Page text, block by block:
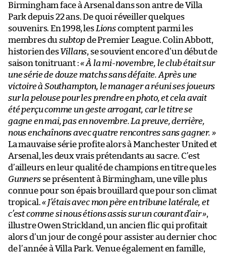
Birmingham face à Arsenal dans son antre de Villa
Park depuis 22 ans. De quoi réveiller quelques
souvenirs. En 1998, les Lionscomptent parmi les
membres dusubtopde Premier League. Colin Abbott,
historien desVillans, se souvient encore d’un début de
saison tonitruant :« À la mi-novembre, le club était sur
une série de douze matchs sans défaite. Après une
victoire à Southampton, le manager a réuni ses joueurs
sur la pelouse pour les prendre en photo, et cela avait
été perçu comme un geste arrogant, car le titre se
gagne en mai, pas en novembre. La preuve, derrière,
nous enchaînons avec quatre rencontres sans gagner. »
La mauvaise série profite alors à Manchester United et
Arsenal, les deux vrais prétendants au sacre. C’est
d’ailleurs en leur qualité de champions en titre que les
Gunnersse présentent à Birmingham, une ville plus
connue pour son épais brouillard que pour son climat
tropical.« J’étais avec mon père en tribune latérale, et
c’est comme si nous étions assis sur un courant d’air »,
illustre Owen Strickland, un ancien flic qui profitait
alors d’un jour de congé pour assister au dernier choc
de l’année à Villa Park. Venue également en famille,